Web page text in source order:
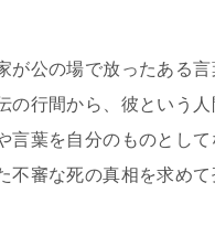
が公の場で放ったある
の行間から、彼という
言葉を自分のものとし
不審な死の真相を求めて